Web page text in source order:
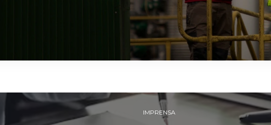
IMPRENSA